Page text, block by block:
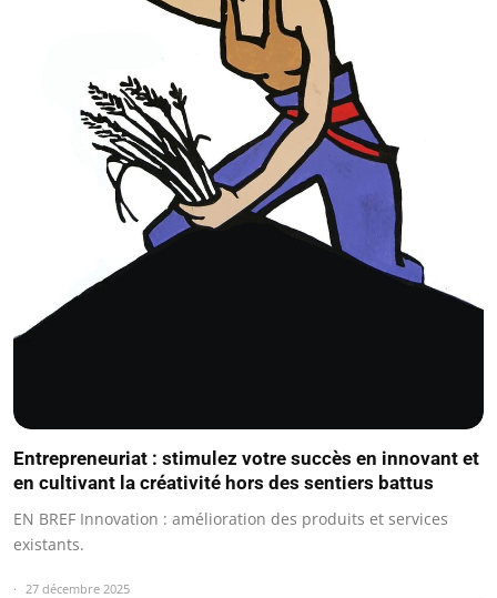
Entrepreneuriat : stimulez votre succès en innovant et
en cultivant la créativité hors des sentiers battus
EN BREF Innovation : amélioration des produits et services
existants.
27 décembre 2025